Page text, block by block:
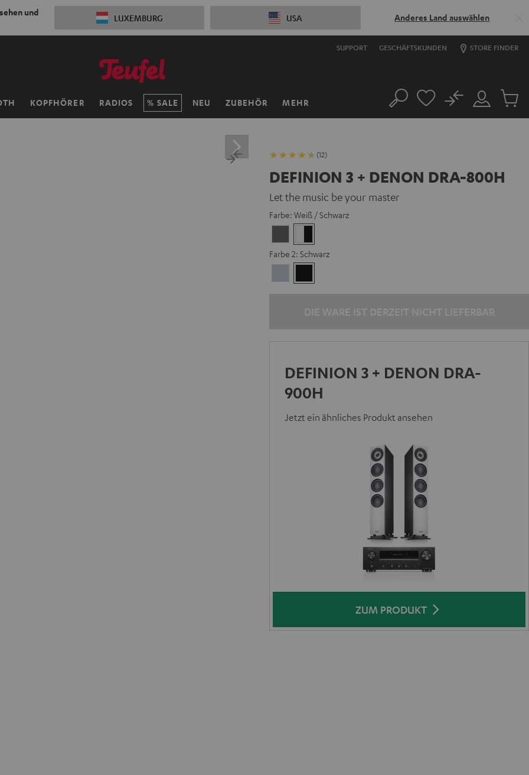
und
LUXEMBURG USA Anderes Land auswählen
SUPPORT GESCHÄFTSKUNDEN STORE FINDER
KOPFHÖRER RADIOS SALE NEU ZUBEHÖR MEHR Suche
Mein
Konto
No
Artikel
(12)
DEFINION 3 + DENON DRA-800H
Let the music be your master
Farbe: Weiß / Schwarz
/
Schwarz
Farbe 2: Schwarz
Silber
DEFINION 3 + DENON DRA-
900H
Jetzt ein ähnliches Produkt ansehen
ZUM PRODUKT